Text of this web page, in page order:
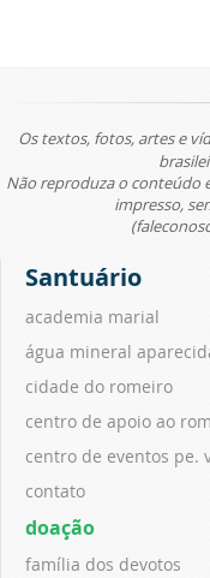
Os textos, fotos, artes e
Não reproduza o conteúdo
impresso,
Santuário
academia marial
água mineral
cidade do romeiro
centro de apoio ao
centro de eventos pe.
contato
doação
família dos devotos